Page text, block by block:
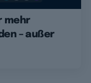
mehr
– außer